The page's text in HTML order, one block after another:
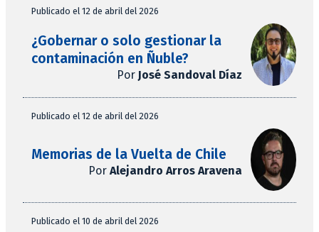
Publicado el 12 de abril del 2026
¿Gobernar o solo gestionar la
contaminación en Ñuble?
Por José Sandoval Díaz
Publicado el 12 de abril del 2026
Memorias de la Vuelta de Chile
Por Alejandro Arros Aravena
Publicado el 10 de abril del 2026